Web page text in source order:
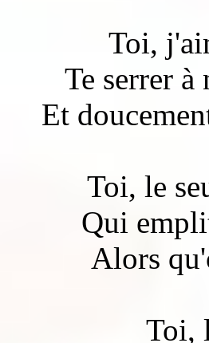
Toi,
Te serrer
Et
Toi, le
Qui
Alors
Toi,